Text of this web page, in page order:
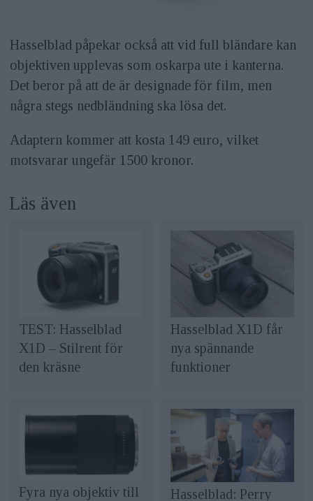
Hasselblad påpekar också att vid full bländare kan
objektiven upplevas som oskarpa ute i kanterna.
Det beror på att de är designade för film, men
några stegs nedbländning ska lösa det.
Adaptern kommer att kosta 149 euro, vilket
motsvarar ungefär 1500 kronor.
Läs även
TEST: Hasselblad
X1D – Stilrent för
den kräsne
Hasselblad X1D får
nya spännande
funktioner
Fyra nya objektiv till
Hasselblad: Perry